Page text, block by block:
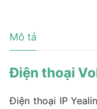
Mô tả
Điện thoại
Điện thoại IP